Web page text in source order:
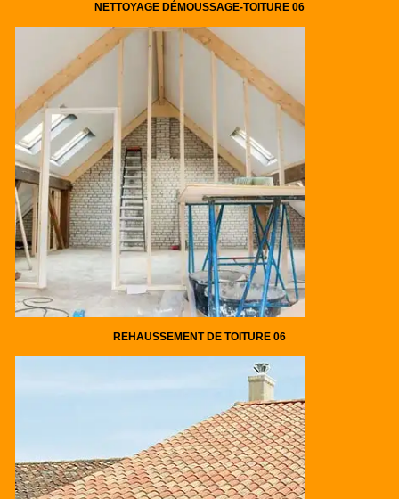
NETTOYAGE DÉMOUSSAGE-TOITURE 06
REHAUSSEMENT DE TOITURE 06